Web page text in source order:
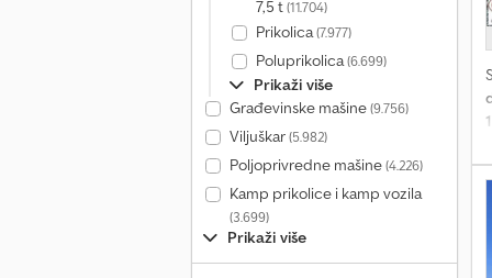
7,5 t(11.704)
Prikolica(7.977)
Poluprikolica(6.699)
Prikaži više
Građevinske mašine(9.756)
Viljuškar(5.982)
Poljoprivredne mašine(4.226)
Kamp prikolice i kamp vozila
(3.699)
Prikaži više